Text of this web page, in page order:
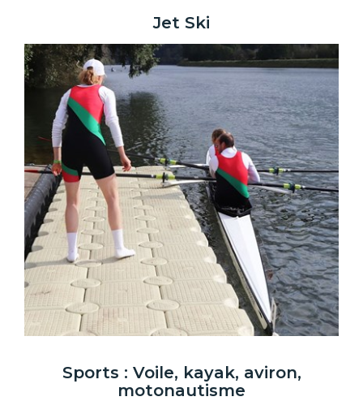
Jet Ski
Sports : Voile, kayak, aviron,
motonautisme